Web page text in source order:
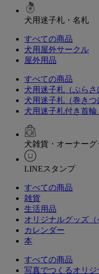
犬用迷子札・名札
すべての商品
犬用屋外サークル
屋外用品
すべての商品
犬用迷子札（ぶらさ
犬用迷子札（巻きつ
犬用迷子札付き首輪
犬雑貨・オーナーグ
LINEスタンプ
すべての商品
雑貨
生活用品
オリジナルグッズ（
カレンダー
本
すべての商品
写真でつくるオリ